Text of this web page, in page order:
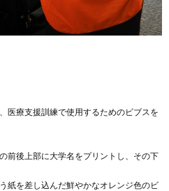
医療支援訓練で使用するためのビブスを
前後上部に大学名をプリントし、その下
紙を差し込んだ鮮やかなオレンジ色のビ